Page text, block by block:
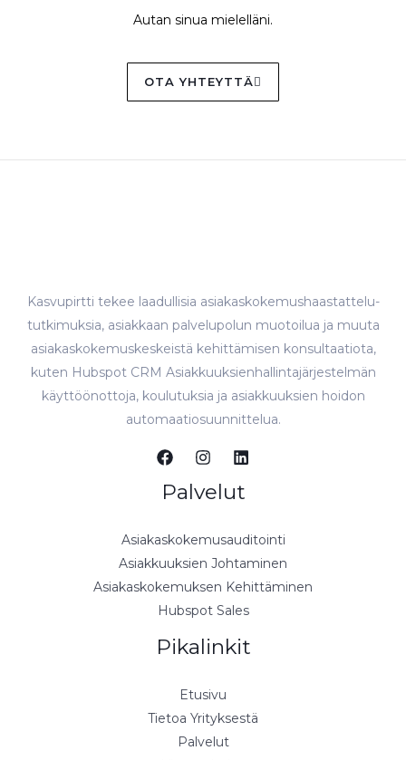
Autan sinua mielelläni.
OTA YHTEYTTÄ
Kasvupirtti tekee laadullisia asiakaskokemushaastattelu-
tutkimuksia, asiakkaan palvelupolun muotoilua ja muuta
asiakaskokemuskeskeistä kehittämisen konsultaatiota,
kuten Hubspot CRM Asiakkuuksienhallintajärjestelmän
käyttöönottoja, koulutuksia ja asiakkuuksien hoidon
automaatiosuunnittelua.
Palvelut
Asiakaskokemusauditointi
Asiakkuuksien Johtaminen
Asiakaskokemuksen Kehittäminen
Hubspot Sales
Pikalinkit
Etusivu
Tietoa Yrityksestä
Palvelut